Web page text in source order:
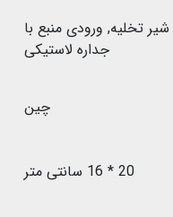
شیر تخلیه, ورودی منبع با
جداره لاستیکی
چین
20 * 16 سانتی متر